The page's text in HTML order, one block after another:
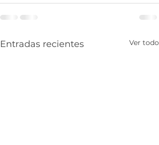
Entradas recientes Ver todo